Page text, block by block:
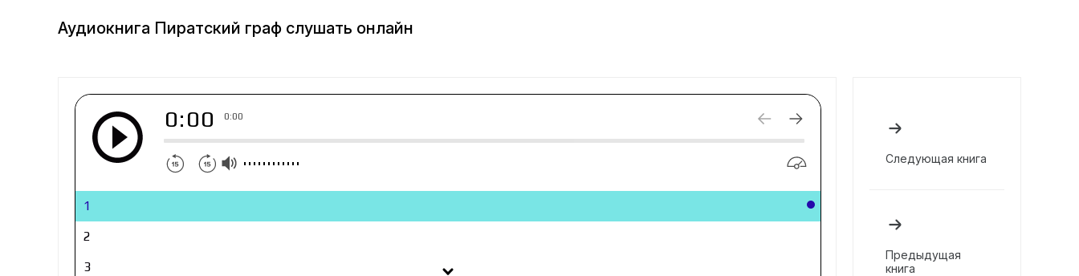
Аудиокнига Пиратский граф слушать онлайн
0:00 0:00
1
2
3
Следующая книга
Предыдущая
книга